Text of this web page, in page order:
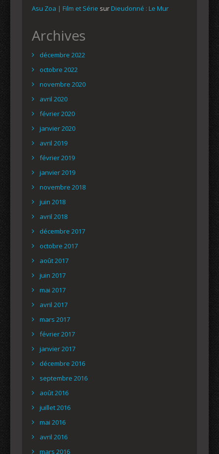
Asu Zoa | Film et Série surDieudonné : Le Mur
Archives
décembre 2022
octobre 2022
novembre 2020
avril 2020
février 2020
janvier 2020
avril 2019
février 2019
janvier 2019
novembre 2018
juin 2018
avril 2018
décembre 2017
octobre 2017
août 2017
juin 2017
mai 2017
avril 2017
mars 2017
février 2017
janvier 2017
décembre 2016
septembre 2016
août 2016
juillet 2016
mai 2016
avril 2016
mars 2016